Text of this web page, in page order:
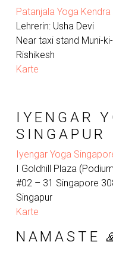
Patanjala Yoga Kendra
Lehrerin: Usha Devi
Near taxi stand Muni-
Rishikesh
Karte
IYENGAR
SINGAPUR
Iyengar Yoga
I Goldhill Plaza
#02 – 31 Singapore
Singapur
Karte
NAMASTE